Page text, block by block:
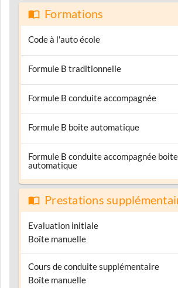
Formations
Code à l'auto école
Formule B traditionnelle
Formule B conduite accompagnée
Formule B boite automatique
Formule B conduite accompagnée boite
automatique
Prestations
Evaluation initiale
Boîte manuelle
Cours de conduite supplémentaire
Boîte manuelle